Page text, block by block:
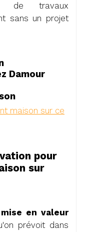
de travaux
sans un projet
Damour
maison sur ce
pour
sur
mise en valeur
prévoit dans